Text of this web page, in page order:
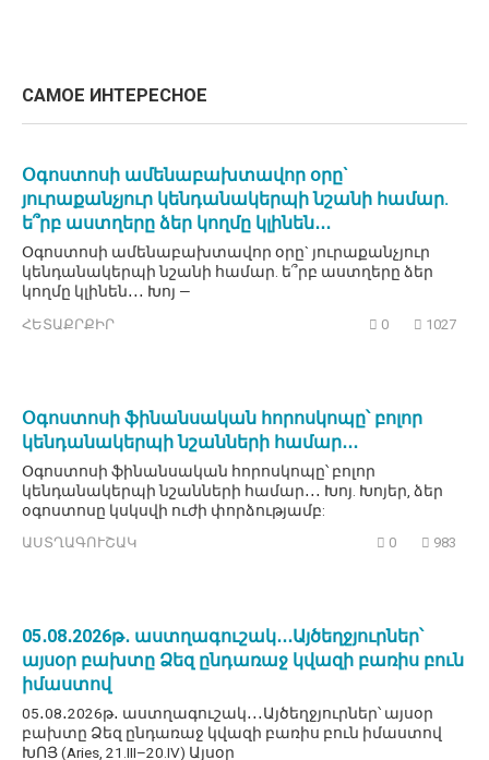
САМОЕ ИНТЕРЕСНОЕ
Օգոստոսի ամենաբախտավոր օրը`
յուրաքանչյուր կենդանակերպի նշանի համար.
ե՞րբ աստղերը ձեր կողմը կլինեն․․․
Օգոստոսի ամենաբախտավոր օրը` յուրաքանչյուր
կենդանակերպի նշանի համար. ե՞րբ աստղերը ձեր
կողմը կլինեն․․․ Խոյ —
ՀԵՏԱՔՐՔԻՐ 0 1027
Օգոստոսի ֆինանսական հորոսկոպը՝ բոլոր
կենդանակերպի նշանների համար․․․
Օգոստոսի ֆինանսական հորոսկոպը՝ բոլոր
կենդանակերպի նշանների համար․․․ Խոյ. Խոյեր, ձեր
օգոստոսը կսկսվի ուժի փորձությամբ:
ԱՍՏՂԱԳՈՒՇԱԿ 0 983
05․08․2026թ․ աստղագուշակ․․․Այծեղջյուրներ՝
այսօր բախտը Ձեզ ընդառաջ կվազի բառիս բուն
իմաստով
05․08․2026թ․ աստղագուշակ․․․Այծեղջյուրներ՝ այսօր
բախտը Ձեզ ընդառաջ կվազի բառիս բուն իմաստով
ԽՈՅ (Aries, 21.III–20.IV) Այսօր